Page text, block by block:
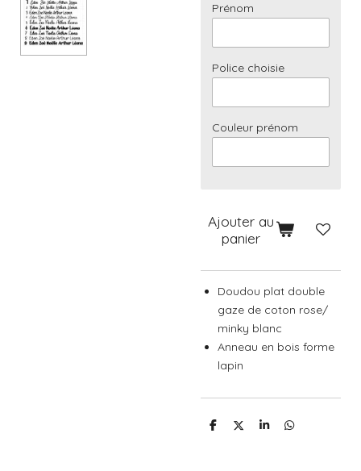
Prénom
Police choisie
Couleur prénom
Ajouter au
panier
Doudou plat double
gaze de coton rose/
minky blanc
Anneau en bois forme
lapin
P
P
P
P